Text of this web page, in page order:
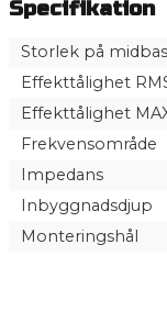
Specifikation
Storlek på midbas
Effekttålighet
Effekttålighet
Frekvensområde
Impedans
Inbyggnadsdjup
Monteringshål